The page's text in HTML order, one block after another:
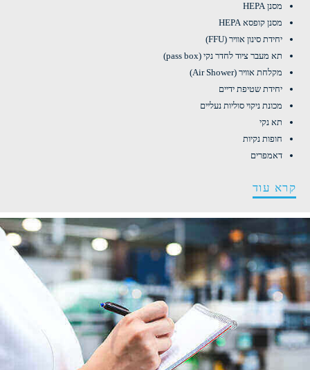
מסנן HEPA
מסנן קופסא HEPA
יחידת סינון אוויר (FFU)
תא מעבר ציוד לחדר נקי (pass box)
מקלחת אוויר (Air Shower)
יחידת שטיפת ידיים
מכונת ניקוי סוליות נעליים
תא נקי
חופות נקיות
דאמפרים
קרא עוד